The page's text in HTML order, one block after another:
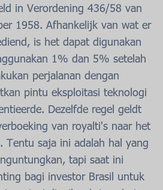
in Verordening 436/58 van
1958. Afhankelijk van wat er
is het dapat digunakan
1% dan 5% setelah
perjalanan dengan
pintu eksploitasi teknologi
Dezelfde regel geldt
van royalti's naar het
Tentu saja ini adalah hal yang
tapi saat ini
bagi investor Brasil untuk